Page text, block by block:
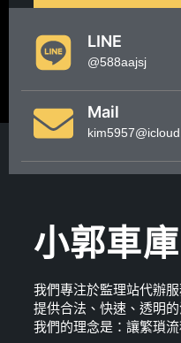
LINE
@588aajsj
Mail
小郭車庫
我們專注於監理站代辦服
提供合法、快速、透明
我們的理念是：讓繁瑣